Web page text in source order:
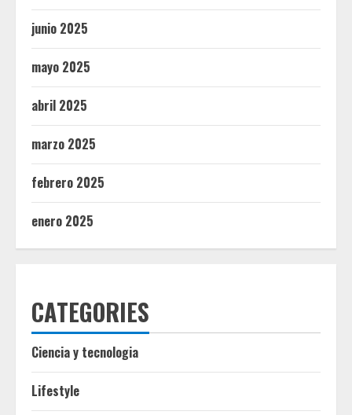
junio 2025
mayo 2025
abril 2025
marzo 2025
febrero 2025
enero 2025
CATEGORIES
Ciencia y tecnologia
Lifestyle